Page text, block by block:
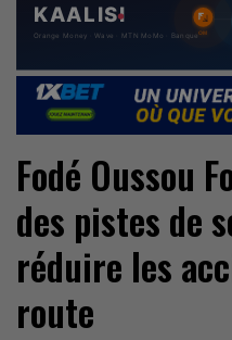
Fodé Oussou
des pistes de
réduire les
route